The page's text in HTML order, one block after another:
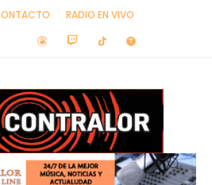
RADIO EN VIVO